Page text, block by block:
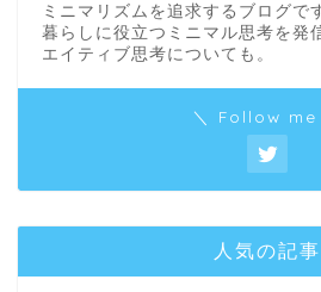
ミニマリズムを追求するブログで
暮らしに役立つミニマル思考を発
エイティブ思考についても。
＼ Follow me
人気の記事